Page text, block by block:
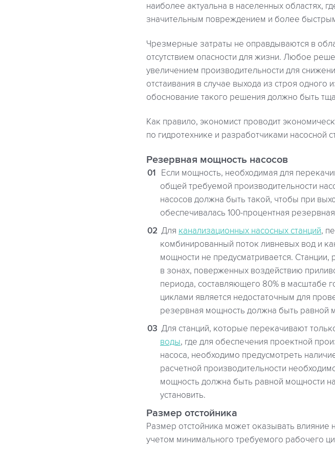
наиболее актуальна в населенных областях,
значительным повреждением и более
Чрезмерные затраты не оправдываются в
отсутствием опасности для жизни. Любое
увеличением производительности для
отстаивания в случае выхода из строя
обоснование такого решения должно быть
Как правило, экономист проводит
по гидротехнике и разработчиками насосной
Резервная мощность насосов
Если мощность, необходимая для
общей требуемой производительности
насосов должна быть такой, чтобы при
обеспечивалась 100-процентная
Для канализационных насосных станций,
комбинированный поток ливневых вод и
мощности не предусматривается.
в зонах, поверженных воздействию
периода, составляющего 80% в масштабе
циклами является недостаточным для
резервная мощность должна быть равной
Для станций, которые перекачивают
воды, где для обеспечения проектной
насоса, необходимо предусмотреть
расчетной производительности
мощность должна быть равной мощности
установить.
Размер отстойника
Размер отстойника может оказывать
учетом минимального требуемого рабочего